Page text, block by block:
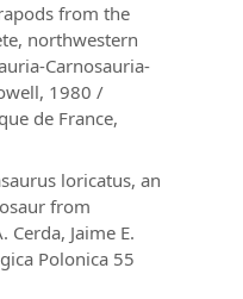
from the
northwestern
Carnosauria-
1980 /
de France,
loricatus, an
from
Jaime E.
Polonica 55